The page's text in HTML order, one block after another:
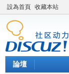
設為首頁 收藏本站
論壇